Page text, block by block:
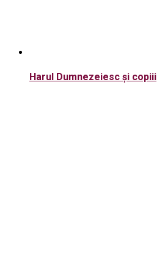
Harul Dumnezeiesc și copiii